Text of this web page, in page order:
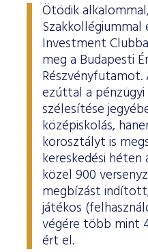
Ötödik
Szakkollégiummal
Investment
meg a Budapesti
ezúttal a
szélesítése
középiskolás,
korosztályt is
kereskedési
közel 900
megbízást
játékos
végére több mint
ért el.